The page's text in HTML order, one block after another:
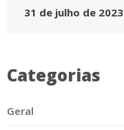
31 de julho de 2023
Categorias
Geral